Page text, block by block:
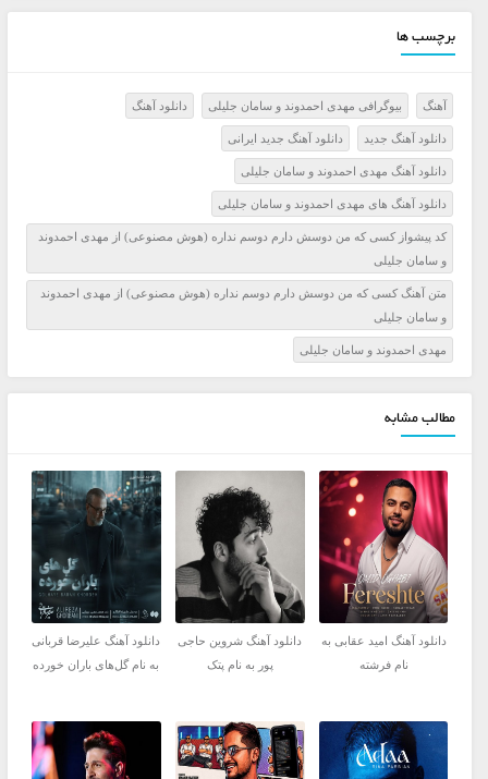
برچسب ها
آهنگ بیوگرافی مهدی احمدوند و سامان جلیلی دانلود آهنگ
دانلود آهنگ جدید دانلود آهنگ جدید ایرانی
دانلود آهنگ مهدی احمدوند و سامان جلیلی
دانلود آهنگ های مهدی احمدوند و سامان جلیلی
کد پیشواز کسی که من دوسش دارم دوسم نداره (هوش مصنوعی) از مهدی احمدوند
و سامان جلیلی
متن آهنگ کسی که من دوسش دارم دوسم نداره (هوش مصنوعی) از مهدی احمدوند
و سامان جلیلی
مهدی احمدوند و سامان جلیلی
مطالب مشابه
دانلود آهنگ امید عقابی به
نام فرشته
دانلود آهنگ شروین حاجی
پور به نام پتک
دانلود آهنگ علیرضا قربانی
به نام گل‌های باران خورده